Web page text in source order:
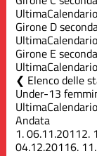
UltimaCalendario
Girone D
UltimaCalendario
Girone E
UltimaCalendario
Elenco delle
Under-13
UltimaCalendario
Andata
1.06.11.20112.
04.12.20116.